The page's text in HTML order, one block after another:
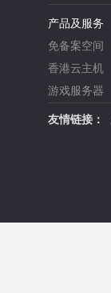
产品及服务
免备案空间
香港云主机
游戏服务器
友情链接：